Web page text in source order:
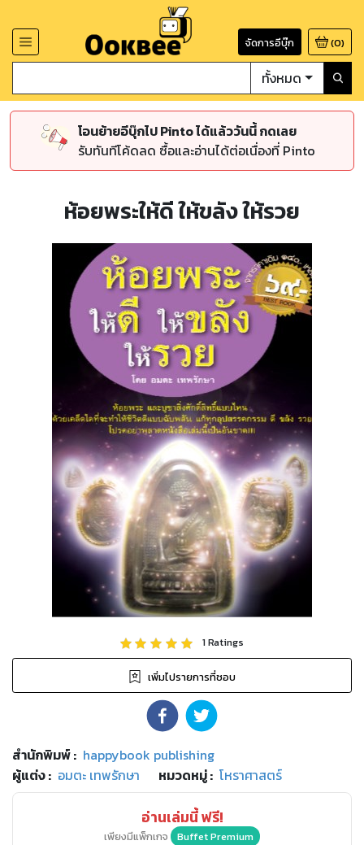
จัดการอีบุ๊ก (0)
ทั้งหมด
โอนย้ายอีบุ๊กไป Pinto ได้แล้ววันนี้ กดเลย
รับทันทีโค้ดลด ซื้อและอ่านได้ต่อเนื่องที่ Pinto
ห้อยพระให้ดี ให้ขลัง ให้รวย
1Ratings
เพิ่มไปรายการที่ชอบ
สำนักพิมพ์: happybook publishing
ผู้แต่ง : อมตะ เทพรักษา หมวดหมู่: โหราศาสตร์
อ่านเล่มนี้ ฟรี!
เพียงมีแพ็กเกจ Buffet Premium